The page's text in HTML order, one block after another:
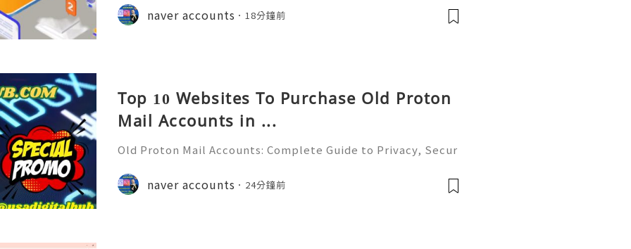
official identification, employment records, taxation, and g
overnment-related pur
naver accounts 18分鐘前
Top 10 Websites To Purchase Old Proton
Mail Accounts in ...
Old Proton Mail Accounts: Complete Guide to Privacy, Secur
liable 24/7 Customer Support 💫💎💲💫🌐✨💎WhatsApp :+1 (5
06) 541-7768 💫💎💲💫🌐✨💎Telegram: @usadig
naver accounts 24分鐘前